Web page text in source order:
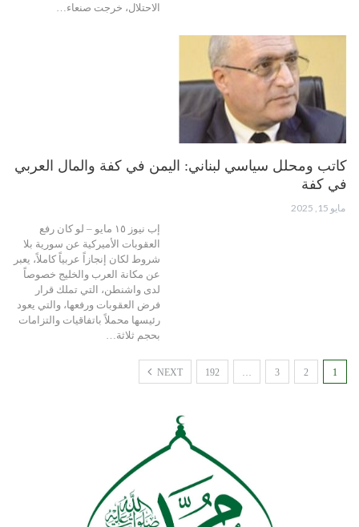
الاحتلال، خرجت صنعاء…
كاتب ومحلل سياسي لبناني: اليمن في كفة والمال العربي
في كفة
مايو 15, 2025
إب نيوز ١٥ مايو – لو كان رفع
العقوبات الأميركية عن سورية بلا
شروط لكان إنجازاً عربياً كاملاً، يعبر
عن مكانة العرب والخليج خصوصاً
لدى واشنطن، التي تملك قرار
فرض العقوبات ورفعها، والتي يعود
رئيسها محملاً باتفاقيات والتزامات
بحجم ثلاثة…
1
2
3
192
NEXT